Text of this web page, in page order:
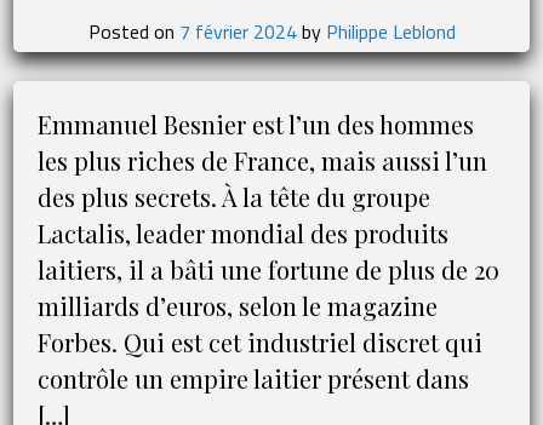
plasmatique
total
Posted on 7 février 2024by Philippe Leblond
Emmanuel Besnier est l’un des hommes
les plus riches de France, mais aussi l’un
des plus secrets. À la tête du groupe
Lactalis, leader mondial des produits
laitiers, il a bâti une fortune de plus de 20
milliards d’euros, selon le magazine
Forbes. Qui est cet industriel discret qui
contrôle un empire laitier présent dans
[…]